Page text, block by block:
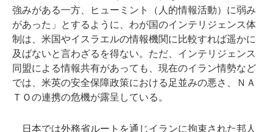
強みがある一方、ヒューミント（人的情報活動）に弱み
があった」とするように、わが国のインテリジェンス体
制は、米国やイスラエルの情報機関に比較すれば遥かに
及ばないと言わざるを得ない。ただ、インテリジェンス
同盟による情報共有があっても、現在のイラン情勢など
では、米英の安全保障政策における足並みの悪さ、ＮＡ
ＴＯの連携の危機が露呈している。
日本では外務省ルートを通じイランに拘束された邦人